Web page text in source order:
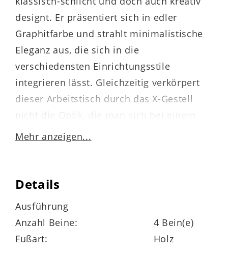
designt. Er präsentiert sich in edler
Graphitfarbe und strahlt minimalistische
Eleganz aus, die sich in die
verschiedensten Einrichtungsstile
integrieren lässt. Gleichzeitig verkörpert
dieser Arbeitstisch durch das X-Gestell
nicht die Optik, die man sich bei einem
solchen Möbel im ersten Moment
Entspannung im Grünen einlädt. Somit
die Möglichkeit, ein vollkommen neues
Bürofeeling kennenzulernen.
Mehr anzeigen...
Details
Ausführung
Anzahl Beine:
4 Bein(e)
Fußart:
Holz